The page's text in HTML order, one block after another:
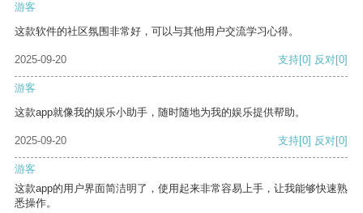
游客
这款软件的社区氛围非常好，可以与其他用户交流学习心得。
2025-09-20 支持[0] 反对[0]
游客
这款app就像我的娱乐小助手，随时随地为我的娱乐提供帮助。
2025-09-20 支持[0] 反对[0]
游客
这款app的用户界面简洁明了，使用起来非常容易上手，让我能够快速熟
悉操作。